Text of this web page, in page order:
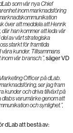
som vår nya Chief
inom marknadsföring
över att meddela att Henrik
han kommer att leda vår
av vårt strategiska
starkt för framtida
våra kunder. Tillsammans
vår bransch.”, säger VD
Officer på dLab.
ser jag fram
kunder och driva tillväxt på
dlabs varumärke genom att
och synlighet.”,
dLab att bestå av: